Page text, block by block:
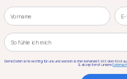
Wie klingen
wann sind sie ein
Name Email
Kategorie
Deine Daten sind wichtig für uns und werden sicher behandelt. Mit dem Klick
& akzeptierst unsere